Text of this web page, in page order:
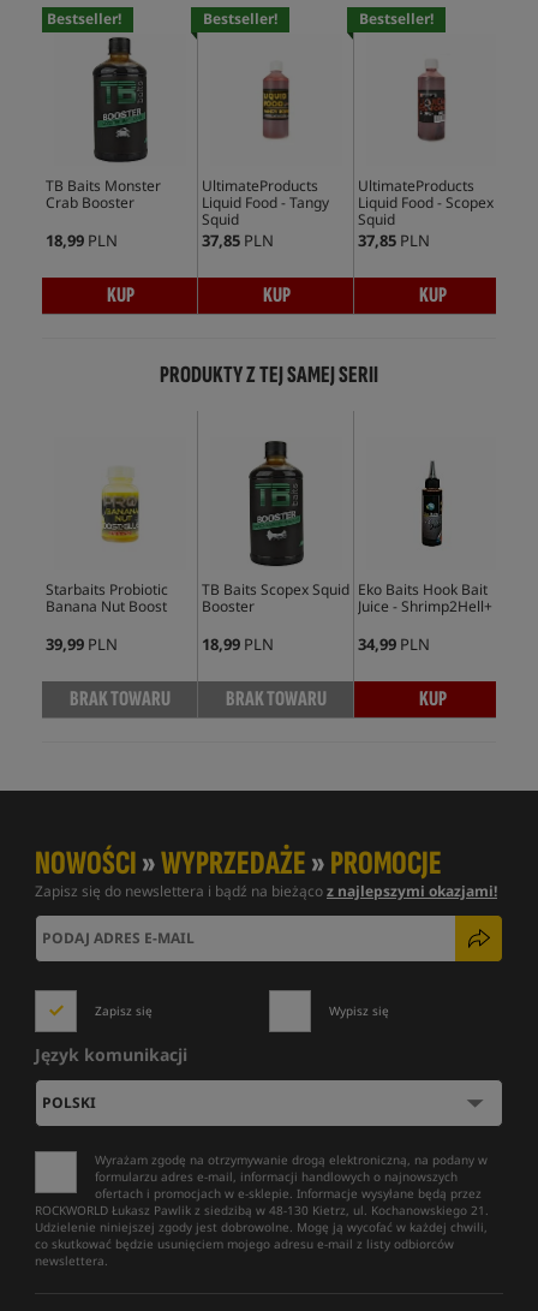
Bestseller!
TB Baits Monster
Crab Booster
18,99 PLN
KUP
Bestseller!
UltimateProducts
Liquid Food - Tangy
Squid
37,85 PLN
KUP
Bestseller!
UltimateProducts
Liquid Food - Scopex
Squid
37,85 PLN
KUP
PRODUKTY Z TEJ SAMEJ SERII
Starbaits Probiotic
Banana Nut Boost
39,99 PLN
BRAK TOWARU
TB Baits Scopex Squid
Booster
18,99 PLN
BRAK TOWARU
Eko Baits Hook Bait
Juice - Shrimp2Hell+
34,99 PLN
KUP
NOWOŚCI»WYPRZEDAŻE»PROMOCJE
Zapisz się do newslettera i bądź na bieżącoz najlepszymi okazjami!
Zapisz się Wypisz się
Język komunikacji
Wyrażam zgodę na otrzymywanie drogą elektroniczną, na podany w
formularzu adres e-mail, informacji handlowych o najnowszych
ofertach i promocjach w e-sklepie. Informacje wysyłane będą przez
ROCKWORLD Łukasz Pawlik z siedzibą w 48-130 Kietrz, ul. Kochanowskiego 21.
Udzielenie niniejszej zgody jest dobrowolne. Mogę ją wycofać w każdej chwili,
co skutkować będzie usunięciem mojego adresu e-mail z listy odbiorców
newslettera.